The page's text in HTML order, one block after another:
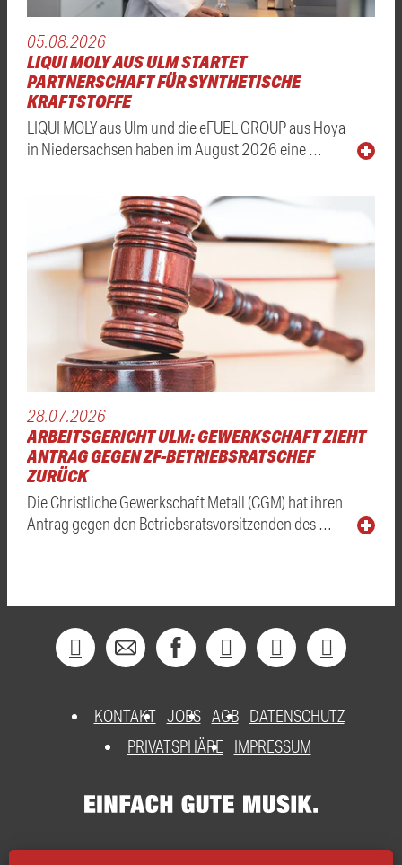
05.08.2026
LIQUI MOLY AUS ULM STARTET
PARTNERSCHAFT FÜR SYNTHETISCHE
KRAFTSTOFFE
LIQUI MOLY aus Ulm und die eFUEL GROUP aus Hoya
in Niedersachsen haben im August 2026 eine …
28.07.2026
ARBEITSGERICHT ULM: GEWERKSCHAFT ZIEHT
ANTRAG GEGEN ZF-BETRIEBSRATSCHEF
ZURÜCK
Die Christliche Gewerkschaft Metall (CGM) hat ihren
Antrag gegen den Betriebsratsvorsitzenden des …
KONTAKT JOBS AGB DATENSCHUTZ
PRIVATSPHÄRE
IMPRESSUM